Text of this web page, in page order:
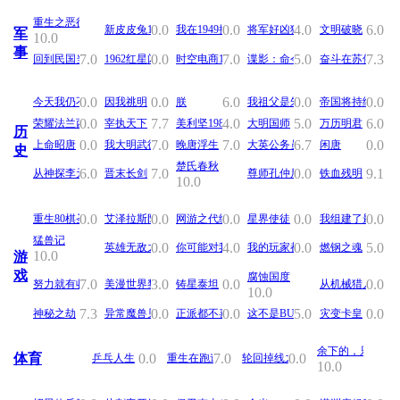
军
事
重生之恶徒
10.0
新皮皮兔1942
0.0 我在1949摆地摊
0.0 将军好凶猛4.0 文明破晓 6.0
回到民国当小编
7.0 1962红星闪耀
0.0 时空电商1949
7.0 谍影：命令与征服
5.0 奋斗在苏俄7.3
历
史
今天我仍不知道亲爹是朱元璋
0.0 因我祧明 0.0 朕 6.0 我祖父是朱元璋
0.0 帝国将持续的赢
0.0
荣耀法兰西0.0 宰执天下 7.7 美利坚19824.0 大明国师 5.0 万历明君 6.0
上命昭唐 0.0 我大明武德充沛但选择文化胜利
7.0 晚唐浮生 7.0 大英公务员6.7 闲唐 0.0
从神探李元芳开始
6.0 晋末长剑 7.0 楚氏春秋
10.0
尊师孔仲尼0.0 铁血残明 9.1
游
戏
重生80棋圣0.0 艾泽拉斯阴影轨迹
0.0 网游之代练传说
0.0 星界使徒 0.0 我组建了最强剑
0.0
猛兽记
10.0
英雄无敌之争锋
0.0 你可能对我的剑有什么误解
4.0 我的玩家都是演技派
0.0 燃钢之魂 5.0
努力就有收获实在太好了
7.0 美漫世界黎明轨迹
3.0 铸星泰坦 0.0 腐蚀国度
10.0
从机械猎人开始
0.0
神秘之劫 7.3 异常魔兽见闻录
0.0 正派都不喜欢我
0.0 这不是BUG，这是游戏特性
5.0 灾变卡皇 0.0
体育 乒乓人生 0.0 重生在跑道上
7.0 轮回掉线之后只好去踢球了
0.0 余下的，只有噪
10.0